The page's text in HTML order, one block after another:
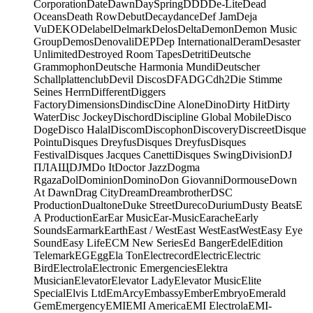
CorporationDateDawnDaySpringDDDDe-LiteDead
OceansDeath RowDebutDecaydanceDef JamDeja
VuDEKODelabelDelmarkDelosDeltaDemonDemon Music
GroupDemosDenovaliDEPDep InternationalDeramDesaster
UnlimitedDestroyed Room TapesDetritiDeutsche
GrammophonDeutsche Harmonia MundiDeutscher
SchallplattenclubDevil DiscosDFADGCdh2Die Stimme
Seines HerrnDifferentDiggers
FactoryDimensionsDindiscDine AloneDinoDirty HitDirty
WaterDisc JockeyDischordDiscipline Global MobileDisco
DogeDisco HalalDiscomDiscophonDiscoveryDiscreetDisque
PointuDisques DreyfusDisques DreyfusDisques
FestivalDisques Jacques CanettiDisques SwingDivisionDJ
ПЛАЩDJMDo ItDoctor JazzDogma
RgazaDolDominionDominoDon GiovanniDormouseDown
At DawnDrag CityDreamDreambrotherDSC
ProductionDualtoneDuke StreetDurecoDuriumDusty BeatsE
A ProductionEarEar MusicEar-MusicEaracheEarly
SoundsEarmarkEarthEast / WestEast WestEastWestEasy Eye
SoundEasy LifeECM New SeriesEd BangerEdelEdition
TelemarkEGEggEla TonElectrecordElectricElectric
BirdElectrolaElectronic EmergenciesElektra
MusicianElevatorElevator LadyElevator MusicElite
SpecialElvis LtdEmArcyEmbassyEmberEmbryoEmerald
GemEmergencyEMIEMI AmericaEMI ElectrolaEMI-